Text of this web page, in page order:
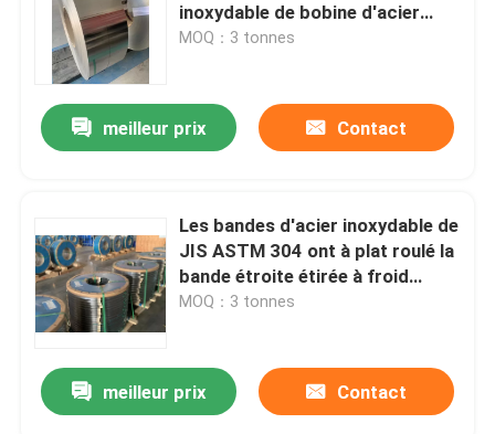
inoxydable de bobine d'acier
inoxydable 66mm
MOQ：3 tonnes
meilleur prix Contact
Les bandes d'acier inoxydable de
JIS ASTM 304 ont à plat roulé la
bande étroite étirée à froid
39mm de feuille
MOQ：3 tonnes
meilleur prix Contact